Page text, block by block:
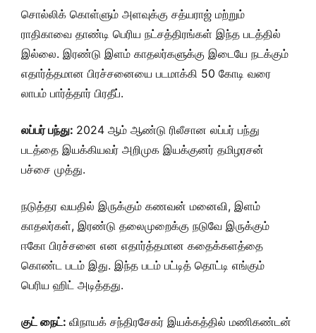
சொல்லிக் கொள்ளும் அளவுக்கு சத்யராஜ் மற்றும்
ராதிகாவை தாண்டி பெரிய நட்சத்திரங்கள் இந்த படத்தில்
இல்லை. இரண்டு இளம் காதலர்களுக்கு இடையே நடக்கும்
எதார்த்தமான பிரச்சனையை படமாக்கி 50 கோடி வரை
லாபம் பார்த்தார் பிரதீப்.
லப்பர் பந்து: 2024 ஆம் ஆண்டு ரிலீசான லப்பர் பந்து
படத்தை இயக்கியவர் அறிமுக இயக்குனர் தமிழரசன்
பச்சை முத்து.
நடுத்தர வயதில் இருக்கும் கணவன் மனைவி, இளம்
காதலர்கள், இரண்டு தலைமுறைக்கு நடுவே இருக்கும்
ஈகோ பிரச்சனை என எதார்த்தமான கதைக்களத்தை
கொண்ட படம் இது. இந்த படம் பட்டித் தொட்டி எங்கும்
பெரிய ஹிட் அடித்தது.
குட் நைட்: விநாயக் சந்திரசேகர் இயக்கத்தில் மணிகண்டன்